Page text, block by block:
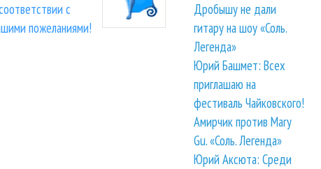
с
пожеланиями!
Дробышу не дали
гитару на шоу «Соль.
Легенда»
Юрий Башмет: Всех
приглашаю на
фестиваль Чайковского!
Амирчик против Mary
Gu. «Соль. Легенда»
Юрий Аксюта: Среди